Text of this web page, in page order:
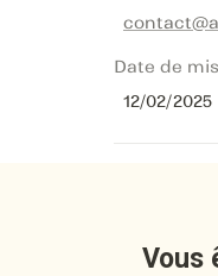
Date de
12/02/2025
Vous